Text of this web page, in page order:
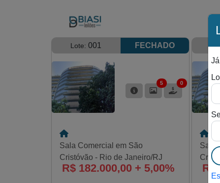
Lote:001 FECHADO
5 0
Sala Comercial em São
Cristóvão - Rio de Janeiro/RJ
R$ 182.000,00 + 5,00%
Sala
R$